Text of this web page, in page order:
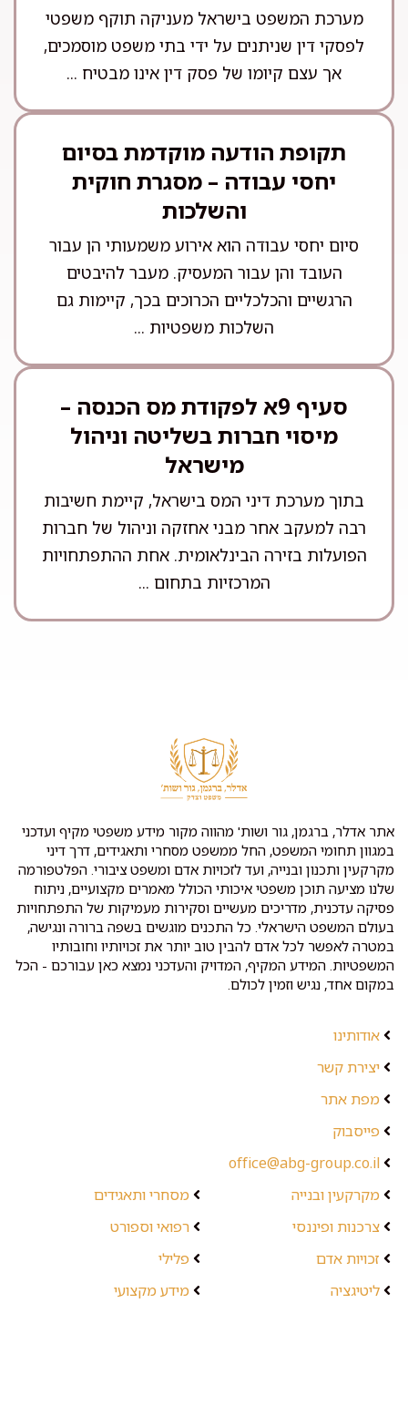
מערכת המשפט בישראל מעניקה תוקף משפטי
לפסקי דין שניתנים על ידי בתי משפט מוסמכים,
אך עצם קיומו של פסק דין אינו מבטיח ...
תקופת הודעה מוקדמת בסיום
יחסי עבודה – מסגרת חוקית
והשלכות
סיום יחסי עבודה הוא אירוע משמעותי הן עבור
העובד והן עבור המעסיק. מעבר להיבטים
הרגשיים והכלכליים הכרוכים בכך, קיימות גם
השלכות משפטיות ...
סעיף 9א לפקודת מס הכנסה –
מיסוי חברות בשליטה וניהול
מישראל
בתוך מערכת דיני המס בישראל, קיימת חשיבות
רבה למעקב אחר מבני אחזקה וניהול של חברות
הפועלות בזירה הבינלאומית. אחת ההתפתחויות
המרכזיות בתחום ...
אתר אדלר, ברגמן, גור ושות' מהווה מקור מידע משפטי מקיף ועדכני
במגוון תחומי המשפט, החל ממשפט מסחרי ותאגידים, דרך דיני
מקרקעין ותכנון ובנייה, ועד לזכויות אדם ומשפט ציבורי. הפלטפורמה
שלנו מציעה תוכן משפטי איכותי הכולל מאמרים מקצועיים, ניתוח
פסיקה עדכנית, מדריכים מעשיים וסקירות מעמיקות של התפתחויות
בעולם המשפט הישראלי. כל התכנים מוגשים בשפה ברורה ונגישה,
במטרה לאפשר לכל אדם להבין טוב יותר את זכויותיו וחובותיו
המשפטיות. המידע המקיף, המדויק והעדכני נמצא כאן עבורכם - הכל
במקום אחד, נגיש וזמין לכולם.
אודותינו
יצירת קשר
מפת אתר
פייסבוק
office@abg-group.co.il
מקרקעין ובנייה
צרכנות ופיננסי
זכויות אדם
ליטיגציה
מסחרי ותאגידים
רפואי וספורט
פלילי
מידע מקצועי